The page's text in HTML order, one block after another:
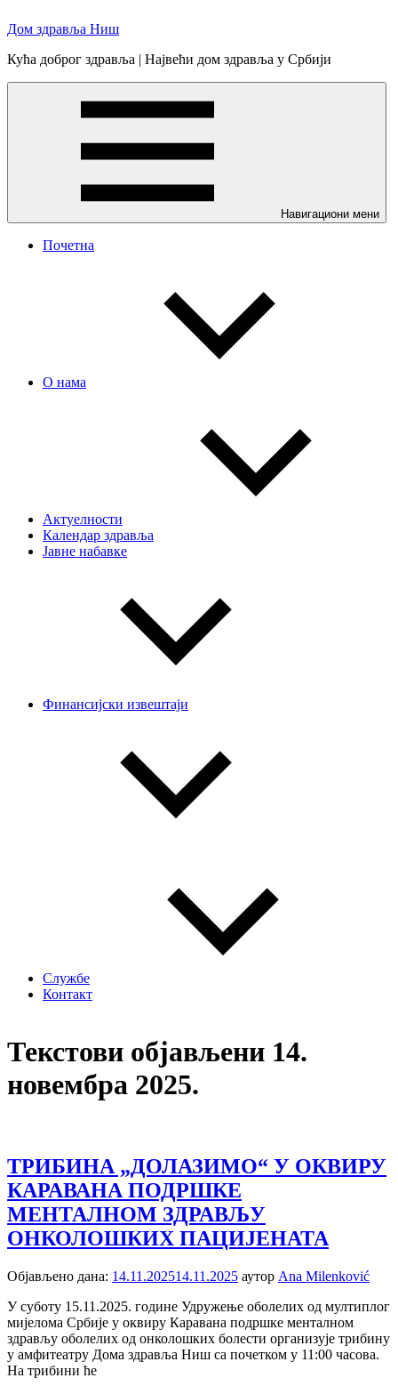
to
Дом здравља Ниш
Кућа доброг здравља | Највећи дом здравља у Србији
Навигациони мени
Почетна
О нама
Актуелности
Календар здравља
Јавне набавке
Финансијски извештаји
Службе
Контакт
Текстови објављени 14.
новембра 2025.
ТРИБИНА „ДОЛАЗИМО“ У ОКВИРУ
КАРАВАНА ПОДРШКЕ
МЕНТАЛНОМ ЗДРАВЉУ
ОНКОЛОШКИХ ПАЦИЈЕНАТА
Објављено дана: 14.11.202514.11.2025 аутор Ana Milenković
У суботу 15.11.2025. године Удружење оболелих од мултиплог
мијелома Србије у оквиру Каравана подршке менталном
здрављу оболелих од онколошких болести организује трибину
у амфитеатру Дома здравља Ниш са почетком у 11:00 часова.
На трибини ће